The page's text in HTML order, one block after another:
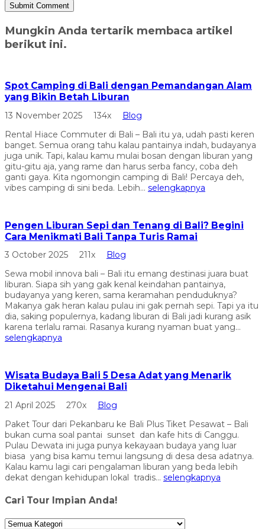
Mungkin Anda tertarik membaca artikel
berikut ini.
Spot Camping di Bali dengan Pemandangan Alam
yang Bikin Betah Liburan
13 November 2025 134x
Blog
Rental Hiace Commuter di Bali – Bali itu ya, udah pasti keren
banget. Semua orang tahu kalau pantainya indah, budayanya
juga unik. Tapi, kalau kamu mulai bosan dengan liburan yang
gitu-gitu aja, yang rame dan harus serba fancy, coba deh
ganti gaya. Kita ngomongin camping di Bali! Percaya deh,
vibes camping di sini beda. Lebih... selengkapnya
Pengen Liburan Sepi dan Tenang di Bali? Begini
Cara Menikmati Bali Tanpa Turis Ramai
3 October 2025 211x
Blog
Sewa mobil innova bali – Bali itu emang destinasi juara buat
liburan. Siapa sih yang gak kenal keindahan pantainya,
budayanya yang keren, sama keramahan penduduknya?
Makanya gak heran kalau pulau ini gak pernah sepi. Tapi ya itu
dia, saking populernya, kadang liburan di Bali jadi kurang asik
karena terlalu ramai. Rasanya kurang nyaman buat yang...
selengkapnya
Wisata Budaya Bali 5 Desa Adat yang Menarik
Diketahui Mengenai Bali
21 April 2025 270x
Blog
Paket Tour dari Pekanbaru ke Bali Plus Tiket Pesawat – Bali
bukan cuma soal pantai sunset dan kafe hits di Canggu.
Pulau Dewata ini juga punya kekayaan budaya yang luar
biasa yang bisa kamu temui langsung di desa desa adatnya.
Kalau kamu lagi cari pengalaman liburan yang beda lebih
dekat dengan kehidupan lokal tradis... selengkapnya
Cari Tour Impian Anda!